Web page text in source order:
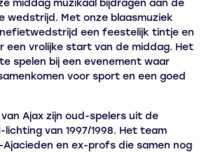
wedstrijd. Met onze blaasmuziek
een feestelijk tintje en
een vrolijke start van de middag. Het
spelen bij een evenement waar
voor sport en een goed
van Ajax zijn oud-spelers uit de
lichting van 1997/1998. Het team
en ex-profs die samen nog